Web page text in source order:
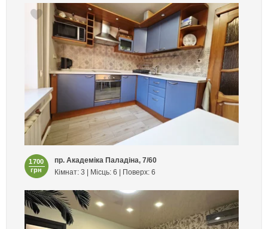
1700
грн
пр. Академіка Паладіна, 7/60
Кімнат: 3 | Місць: 6 | Поверх: 6